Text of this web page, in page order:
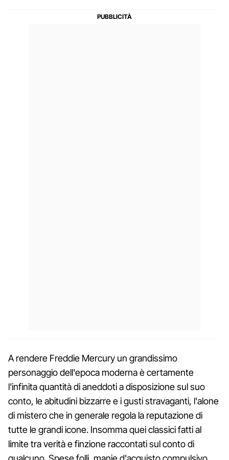
A rendere Freddie Mercury un grandissimo
personaggio dell'epoca moderna è certamente
l'infinita quantità di aneddoti a disposizione sul suo
conto, le abitudini bizzarre e i gusti stravaganti, l'alone
di mistero che in generale regola la reputazione di
tutte le grandi icone. Insomma quei classici fatti al
limite tra verità e finzione raccontati sul conto di